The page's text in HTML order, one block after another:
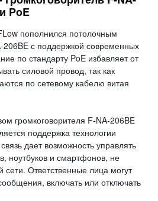
PoE
пополнился потолочным
206BE с поддержкой современных
по стандарту PoE избавляет от
силовой провод, так как
по сетевому кабелю витая
громкоговорителя F-NA-206BE
поддержка технологии
дает возможность управлять
ноутбуков и смартфонов, не
сети. Ответственные лица могут
включать или отключать